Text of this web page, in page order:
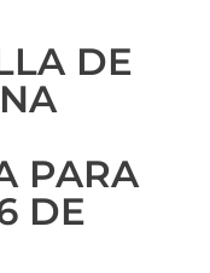
DE
PARA
DE